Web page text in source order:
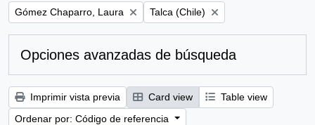
Remove filter:
Gómez Chaparro, Laura Remove filter:
Talca (Chile)
Opciones avanzadas de búsqueda
Imprimir vista previa Card view
Table view
Ordenar por: Código de referencia